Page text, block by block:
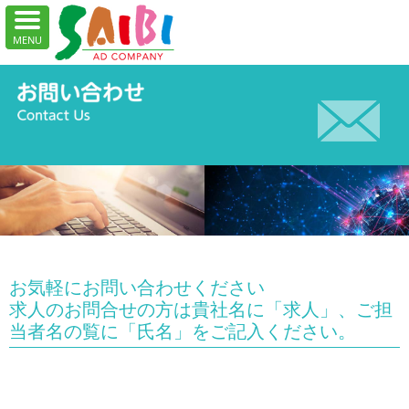
お気軽にお問い合わせください
求人のお問合せの方は貴社名に「求人」、ご担
当者名の覧に「氏名」をご記入ください。